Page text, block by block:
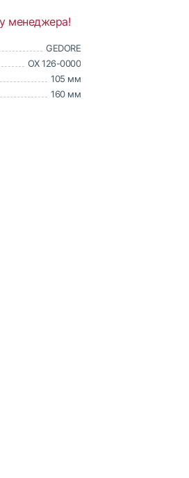
менеджера!
GEDORE
OX 126-0000
105 мм
160 мм